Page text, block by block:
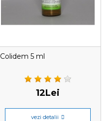
Colidem 5 ml
12Lei
vezi detalii